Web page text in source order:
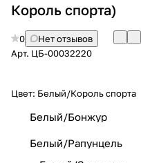
Король спорта)
0
Нет отзывов
Арт. ЦБ-00032220
Цвет: Белый/Король спорта
Белый/Бонжур
Белый/Рапунцель